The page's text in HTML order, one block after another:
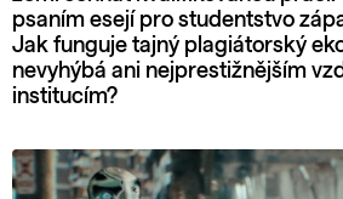
psaním esejí pro studentstvo
Jak funguje tajný plagiátorský
nevyhýbá ani nejprestižnějším
institucím?